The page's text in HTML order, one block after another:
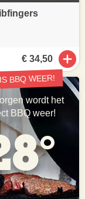
€ 34,50
BBQ WEER!
wordt het
BBQ weer!